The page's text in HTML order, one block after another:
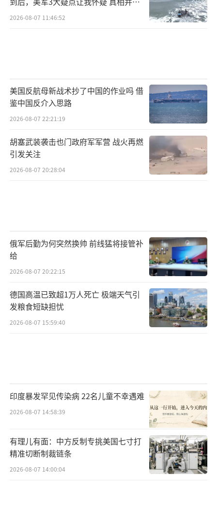
如此
2026-08-07 11:46:52
美国反航母新战术抄了中国的作业吗 借
鉴中国反介入思路
2026-08-07 22:21:19
胡塞武装袭击也门政府军军营 战火再燃
引发关注
2026-08-07 20:28:04
俄军后勤为何突然换帅 前线猛将接管补
给
2026-08-07 20:22:15
德国高温已致超1万人死亡 极端天气引
发粮食短缺担忧
2026-08-07 15:59:40
印度暴发罕见传染病 22名儿童不幸遇难
2026-08-07 14:58:39
有理儿有面：中方反制专挑美国七寸打
精准切断制裁链条
2026-08-07 14:00:04